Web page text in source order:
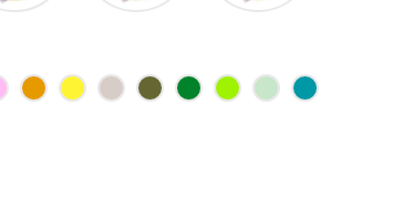
RoseJaune
d'or
jauneFicelleKaki Vert
bouteille
Anis Vert
d'eau
Turquoise